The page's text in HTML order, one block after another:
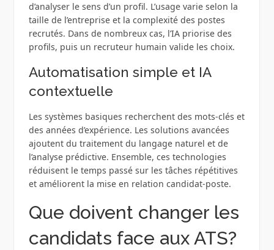
d’analyser le sens d’un profil. L’usage varie selon la
taille de l’entreprise et la complexité des postes
recrutés. Dans de nombreux cas, l’IA priorise des
profils, puis un recruteur humain valide les choix.
Automatisation simple et IA
contextuelle
Les systèmes basiques recherchent des mots-clés et
des années d’expérience. Les solutions avancées
ajoutent du traitement du langage naturel et de
l’analyse prédictive. Ensemble, ces technologies
réduisent le temps passé sur les tâches répétitives
et améliorent la mise en relation candidat-poste.
Que doivent changer les
candidats face aux ATS?